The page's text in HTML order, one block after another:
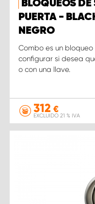
BLOQUEOS
PUERTA -
NEGRO
Combo es un
configurar si desea
o con una llave.
312 €
EXCLUIDO 21 % IVA